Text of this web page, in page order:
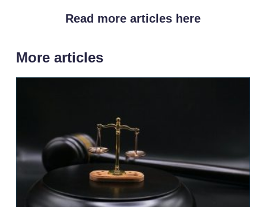
Read more articles here
More articles